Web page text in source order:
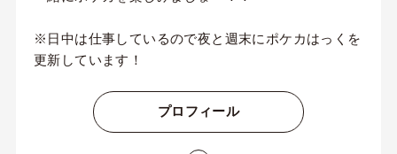
※日中は仕事しているので夜と週末にポケカはっくを
更新しています！
プロフィール